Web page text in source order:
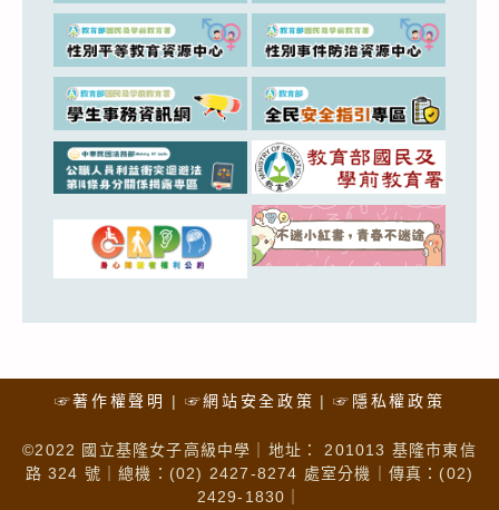
☞著作權聲明 ☞網站安全政策 ☞隱私權政策
©2022 國立基隆女子高級中學｜地址： 201013 基隆市東信
路 324 號｜總機：(02) 2427-8274 處室分機｜傳真：(02)
2429-1830｜